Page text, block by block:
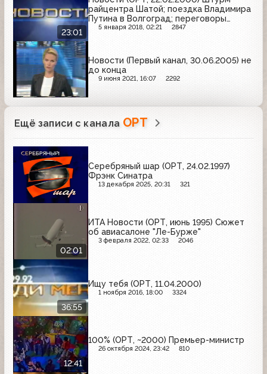
23:01
райцентра Шатой; поездка Владимира
Путина в Волгоград; переговоры
Михаила Касьянова в Киеве
5 января 2018, 02:21 2847
Новости (Первый канал, 30.06.2005) не
до конца
9 июня 2021, 16:07 2292
Ещё записи с канала ОРТ
Серебряный шар (ОРТ, 24.02.1997)
Фрэнк Синатра
13 декабря 2025, 20:31 321
02:01
ИТА Новости (ОРТ, июнь 1995) Сюжет
об авиасалоне "Ле-Бурже"
3 февраля 2022, 02:33 2046
36:55
Ищу тебя (ОРТ, 11.04.2000)
1 ноября 2016, 18:00 3324
12:41
100% (ОРТ, ~2000) Премьер-министр
26 октября 2024, 23:42 810